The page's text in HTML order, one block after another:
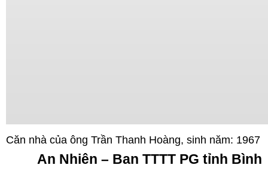
Căn nhà của ông Trần Thanh Hoàng, sinh năm: 1967
An Nhiên – Ban TTTT PG tỉnh Bình